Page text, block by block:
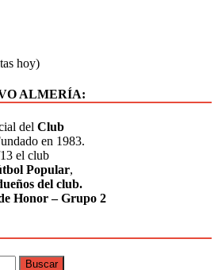
hoy)
ALMERÍA:
del Club
en 1983.
el club
Popular,
del club.
Honor – Grupo 2